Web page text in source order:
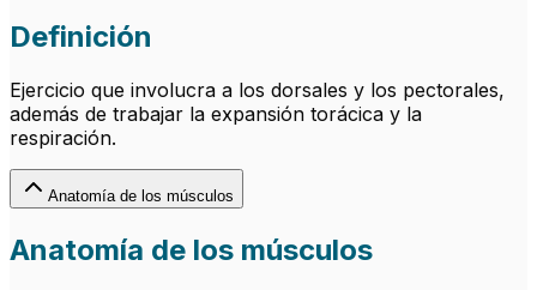
Definición
Ejercicio que involucra a los dorsales y los pectorales,
además de trabajar la expansión torácica y la
respiración.
Anatomía de los músculos
Anatomía de los músculos